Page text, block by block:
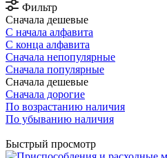
Фильтр
Сначала дешевые
С начала алфавита
С конца алфавита
Сначала непопулярные
Сначала популярные
Сначала дешевые
Сначала дорогие
По возрастанию наличия
По убыванию наличия
Быстрый просмотр